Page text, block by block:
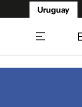
Uruguay